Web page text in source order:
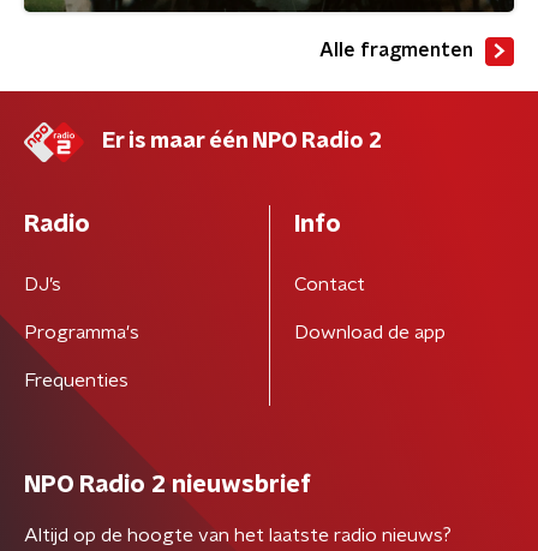
Alle fragmenten
Er is maar één NPO Radio 2
Radio
DJ’s
Programma's
Frequenties
Info
Contact
Download de app
NPO Radio 2 nieuwsbrief
Altijd op de hoogte van het laatste radio nieuws?